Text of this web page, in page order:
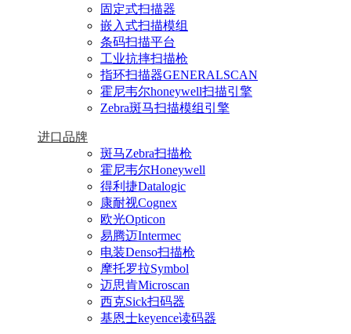
固定式扫描器
嵌入式扫描模组
条码扫描平台
工业抗摔扫描枪
指环扫描器GENERALSCAN
霍尼韦尔honeywell扫描引擎
Zebra斑马扫描模组引擎
进口品牌
斑马Zebra扫描枪
霍尼韦尔Honeywell
得利捷Datalogic
康耐视Cognex
欧光Opticon
易腾迈Intermec
电装Denso扫描枪
摩托罗拉Symbol
迈思肯Microscan
西克Sick扫码器
基恩士keyence读码器